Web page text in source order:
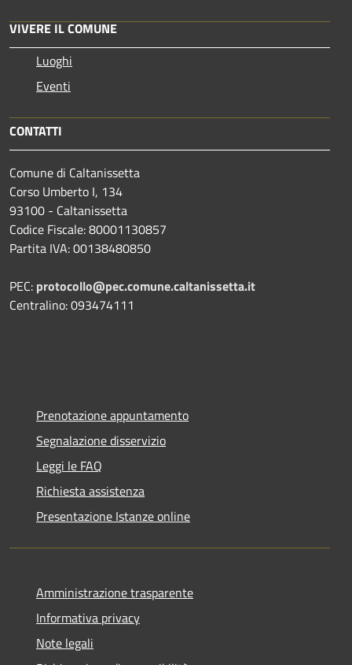
VIVERE IL COMUNE
Luoghi
Eventi
CONTATTI
Comune di Caltanissetta
Corso Umberto I, 134
93100 - Caltanissetta
Codice Fiscale: 80001130857
Partita IVA: 00138480850
PEC: protocollo@pec.comune.caltanissetta.it
Centralino: 093474111
Prenotazione appuntamento
Segnalazione disservizio
Leggi le FAQ
Richiesta assistenza
Presentazione Istanze online
Amministrazione trasparente
Informativa privacy
Note legali